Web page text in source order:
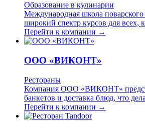
Образование в кулинарии
Международная школа поварского
широкий спектр курсов для всех,
Перейти к компании →
ООО «ВИКОНТ»
Рестораны
Компания ООО «ВИКОНТ»
банкетов и доставка блюд, что
Перейти к компании →